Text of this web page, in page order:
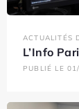
ACTUALITÉS
L’Info
PUBLIÉ LE